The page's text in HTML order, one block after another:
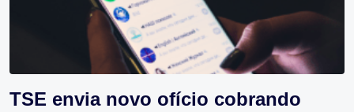
TSE envia novo ofício cobrando